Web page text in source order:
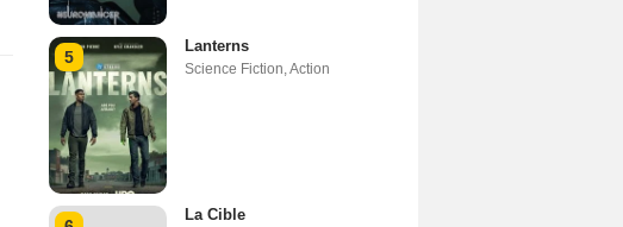
5
Lanterns
Science Fiction Action
La Cible